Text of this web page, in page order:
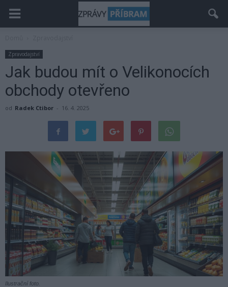
Zpravodajství
Jak budou mít o Velikonocích
obchody otevřeno
od Radek Ctibor - 16. 4. 2025
Ilustrační foto.